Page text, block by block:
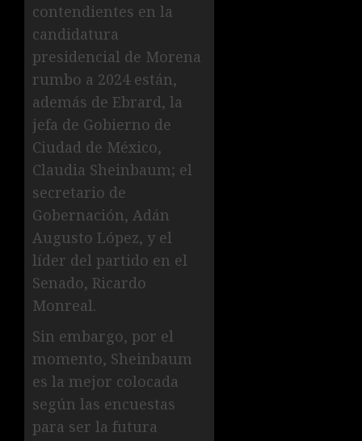
contendientes en la
candidatura
presidencial de Morena
rumbo a 2024 están,
además de Ebrard, la
jefa de Gobierno de
Ciudad de México,
Claudia Sheinbaum; el
secretario de
Gobernación, Adán
Augusto López, y el
líder del partido en el
Senado, Ricardo
Monreal.
Sin embargo, por el
momento, Sheinbaum
es la mejor colocada
según las encuestas
para ser la futura